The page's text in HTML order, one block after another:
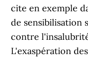
cite en exemple
de sensibilisation
contre
L'exaspération